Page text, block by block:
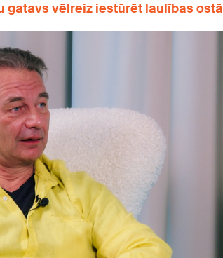
gatavs vēlreiz iestūrēt laulības ostā